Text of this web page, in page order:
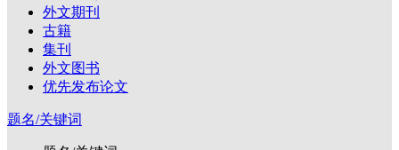
外文期刊
古籍
集刊
外文图书
优先发布论文
题名/关键词